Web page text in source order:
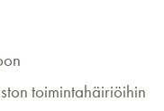
toimintahäiriöihin